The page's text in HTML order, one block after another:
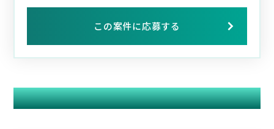
この案件に応募する
関連する案件